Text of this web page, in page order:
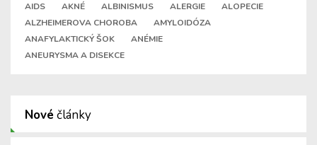
AIDS
AKNÉ ALBINISMUS ALERGIE
ALOPECIE
ALZHEIMEROVA CHOROBA
AMYLOIDÓZA
ANAFYLAKTICKÝ ŠOK
ANÉMIE
ANEURYSMA A DISEKCE
Nové články